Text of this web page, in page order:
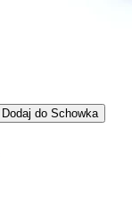
Dodaj do Schowka